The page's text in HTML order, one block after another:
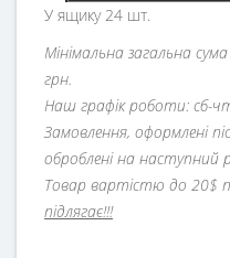
У ящику 24 шт.
Мінімальна загальна
грн.
Наш графік роботи: сб-
Замовлення, оформлені
оброблені на наступний
Товар вартістю до 20$
підлягає!!!